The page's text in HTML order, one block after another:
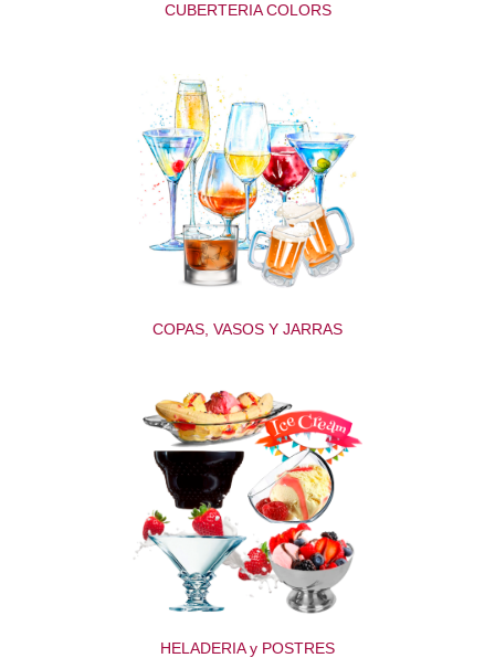
CUBERTERIA COLORS
COPAS, VASOS Y JARRAS
HELADERIA y POSTRES